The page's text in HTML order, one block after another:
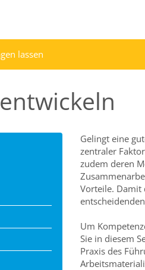
lassen
Gelingt eine
zentraler
zudem deren
Vorteile. Damit
Um
Sie in diesem
Praxis des